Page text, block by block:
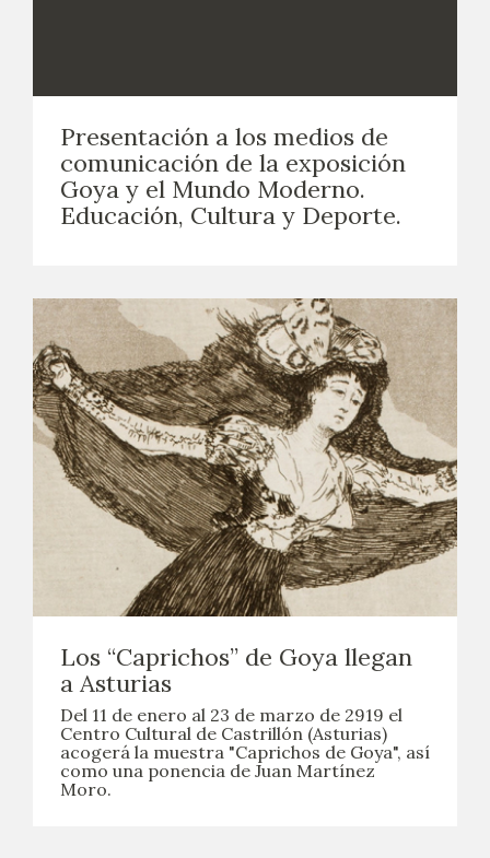
Presentación a los medios de
comunicación de la exposición
Goya y el Mundo Moderno.
Educación, Cultura y Deporte.
Los “Caprichos” de Goya llegan
a Asturias
Del 11 de enero al 23 de marzo de 2919 el
Centro Cultural de Castrillón (Asturias)
acogerá la muestra "Caprichos de Goya", así
como una ponencia de Juan Martínez
Moro.